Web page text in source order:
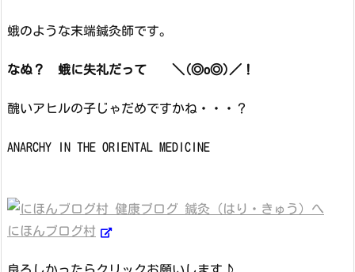
蛾のような末端鍼灸師です。
なぬ？ 蛾に失礼だって ＼(◎o◎)／！
醜いアヒルの子じゃだめですかね・・・？
ANARCHY IN THE ORIENTAL MEDICINE
にほんブログ村